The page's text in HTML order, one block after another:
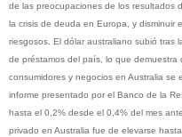
de las preocupaciones de los resultados
la crisis de deuda en Europa, y disminuir
riesgosos. El dólar australiano subió tras
de préstamos del país, lo que
consumidores y negocios en Australia se
informe presentado por el Banco de la
hasta el 0,2% desde el 0,4% del mes
privado en Australia fue de elevarse